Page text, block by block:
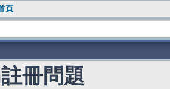
頁
冊問題